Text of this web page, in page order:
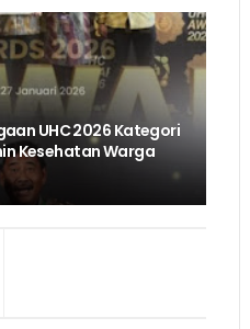
UHC 2026 Kategori
Kesehatan Warga